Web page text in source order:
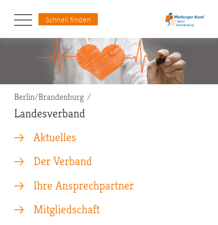
Schnell finden
Pfadnavigation
Berlin/Brandenburg
Landesverband
Aktuelles
Der Verband
Ihre Ansprechpartner
Mitgliedschaft